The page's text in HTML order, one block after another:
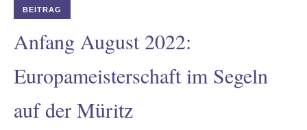
BEITRAG
Anfang August 2022:
Europameisterschaft im Segeln
auf der Müritz